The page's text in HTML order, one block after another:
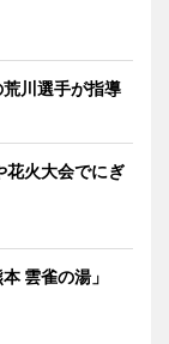
川選手が指導
火大会でにぎ
本 雲雀の湯」